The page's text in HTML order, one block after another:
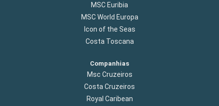
MSC Euribia
MSC World Europa
Icon of the Seas
Costa Toscana
Companhias
Msc Cruzeiros
Costa Cruzeiros
Royal Caribean